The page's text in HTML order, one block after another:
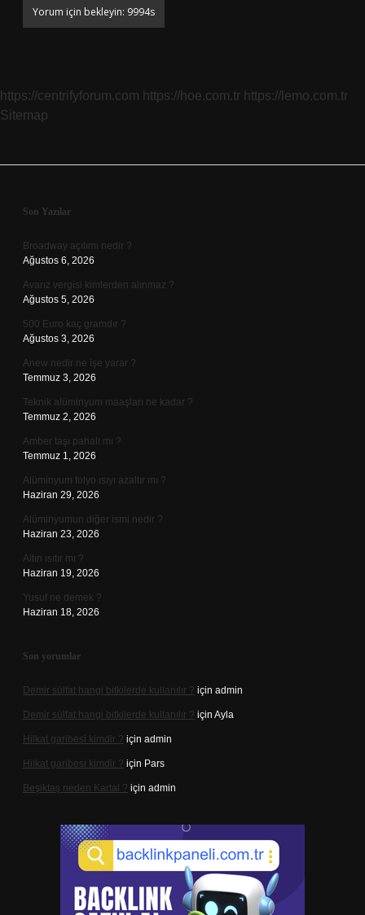
https://centrifyforum.com https://hoe.com.tr https://lemo.com.tr
Sitemap
Sidebar
Son Yazılar
Broadway açılımı nedir ?
Ağustos 6, 2026
Avarız vergisi kimlerden alınmaz ?
Ağustos 5, 2026
500 Euro kaç gramdır ?
Ağustos 3, 2026
Anew nedir ne işe yarar ?
Temmuz 3, 2026
Teknik alüminyum maaşları ne kadar ?
Temmuz 2, 2026
Amber taşı pahalı mı ?
Temmuz 1, 2026
Alüminyum folyo ısıyı azaltır mı ?
Haziran 29, 2026
Alüminyumun diğer ismi nedir ?
Haziran 23, 2026
Altın ısıtır mı ?
Haziran 19, 2026
Yusuf ne demek ?
Haziran 18, 2026
Son yorumlar
Demir sülfat hangi bitkilerde kullanılır ? için admin
Demir sülfat hangi bitkilerde kullanılır ? için Ayla
Hilkat garibesi kimdir ? için admin
Hilkat garibesi kimdir ? için Pars
Beşiktaş neden Kartal ? için admin